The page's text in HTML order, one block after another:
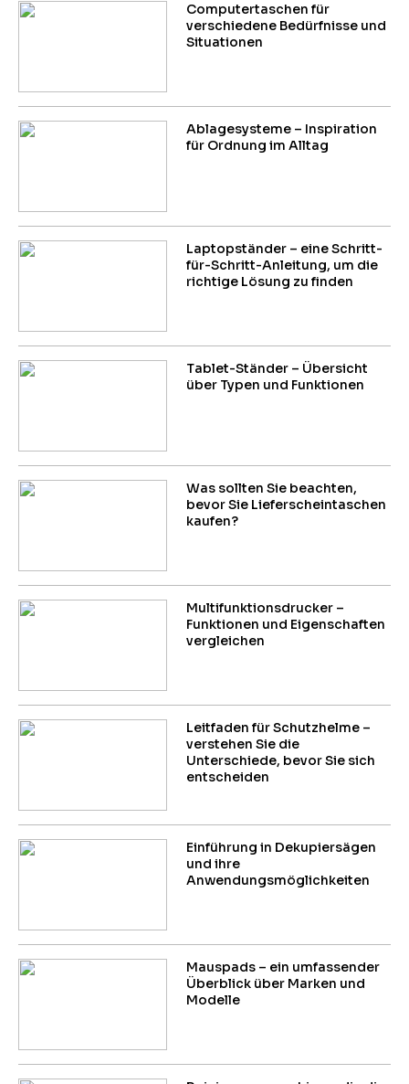
Computertaschen für
verschiedene Bedürfnisse und
Situationen
Ablagesysteme – Inspiration
für Ordnung im Alltag
Laptopständer – eine Schritt-
für-Schritt-Anleitung, um die
richtige Lösung zu finden
Tablet-Ständer – Übersicht
über Typen und Funktionen
Was sollten Sie beachten,
bevor Sie Lieferscheintaschen
kaufen?
Multifunktionsdrucker –
Funktionen und Eigenschaften
vergleichen
Leitfaden für Schutzhelme –
verstehen Sie die
Unterschiede, bevor Sie sich
entscheiden
Einführung in Dekupiersägen
und ihre
Anwendungsmöglichkeiten
Mauspads – ein umfassender
Überblick über Marken und
Modelle